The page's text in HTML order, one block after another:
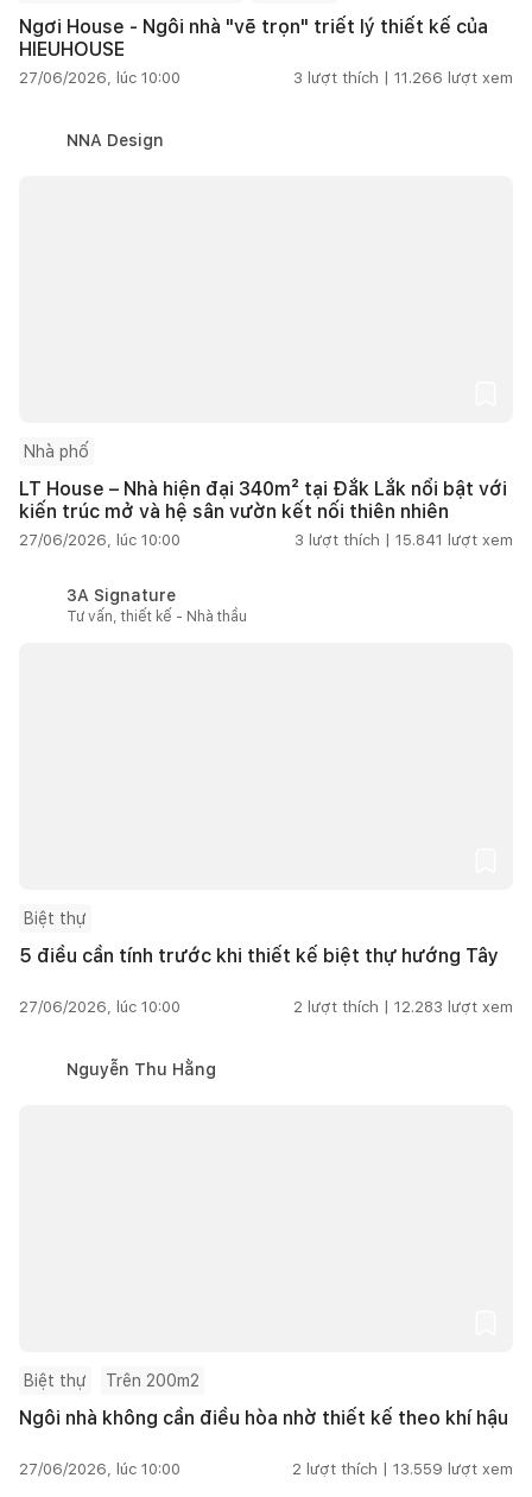
Ngơi House - Ngôi nhà "vẽ trọn" triết lý thiết kế của
HIEUHOUSE
27/06/2026, lúc 10:00 3 lượt thích | 11.266 lượt xem
NNA Design
Nhà phố
LT House – Nhà hiện đại 340m² tại Đắk Lắk nổi bật với
kiến trúc mở và hệ sân vườn kết nối thiên nhiên
27/06/2026, lúc 10:00 3 lượt thích | 15.841 lượt xem
3A Signature
Tư vấn, thiết kế - Nhà thầu
Biệt thự
5 điều cần tính trước khi thiết kế biệt thự hướng Tây
27/06/2026, lúc 10:00 2 lượt thích | 12.283 lượt xem
Nguyễn Thu Hằng
Biệt thự Trên 200m2
Ngôi nhà không cần điều hòa nhờ thiết kế theo khí hậu
27/06/2026, lúc 10:00 2 lượt thích | 13.559 lượt xem